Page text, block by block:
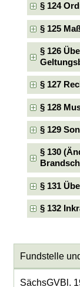
§ 124
§ 125
§ 126
§ 127
§ 128
§ 129
§ 130
§ 131
§ 132
Fundstelle
SächsGVBl.